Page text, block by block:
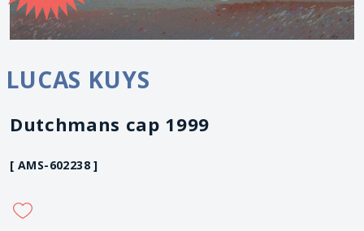
LUCAS KUYS
Dutchmans cap 1999
[ AMS-602238 ]